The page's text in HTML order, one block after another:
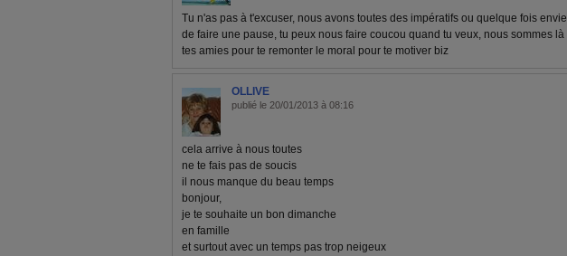
Tu n'as pas à t'excuser, nous avons toutes des impératifs ou quelque fois envie
de faire une pause, tu peux nous faire coucou quand tu veux, nous sommes là
tes amies pour te remonter le moral pour te motiver biz
OLLIVE
publié le 20/01/2013 à 08:16
cela arrive à nous toutes
ne te fais pas de soucis
il nous manque du beau temps
bonjour,
je te souhaite un bon dimanche
en famille
et surtout avec un temps pas trop neigeux